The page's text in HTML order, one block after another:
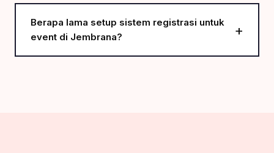
Berapa lama setup sistem registrasi untuk
event di Jembrana?